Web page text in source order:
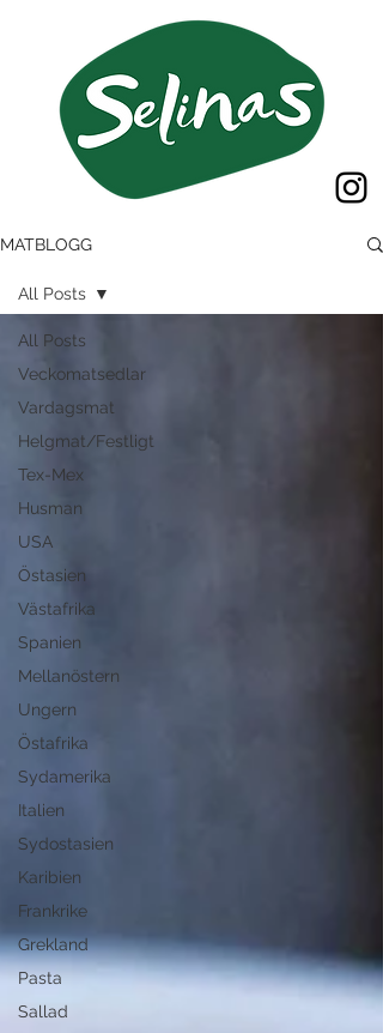
MATBLOGG
All Posts
Veckomatsedlar
Vardagsmat
Helgmat/Festligt
Tex-Mex
Husman
USA
Östasien
Västafrika
Spanien
Mellanöstern
Ungern
Östafrika
Sydamerika
Italien
Sydostasien
Karibien
Frankrike
Grekland
Pasta
Sallad
All Posts